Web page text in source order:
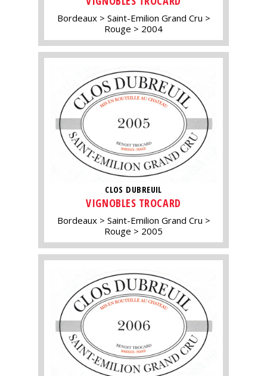
Bordeaux
Saint-Emilion Grand Cru
Rouge
2004
CLOS DUBREUIL
VIGNOBLES TROCARD
Bordeaux
Saint-Emilion Grand Cru
Rouge
2005